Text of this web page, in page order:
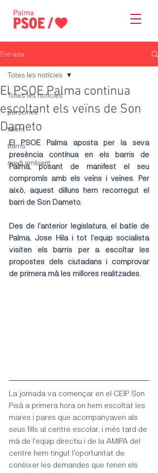
Entrada
Totes les notícies
persones
talent
barris
medi ambient
Totes les notícies
El PSOE Palma continua
escoltant els veïns de Son
Dameto
El PSOE Palma aposta per la seva
presència contínua en els barris de
Palma, posant de manifest el seu
compromís amb els veïns i veïnes. Per
això, aquest dilluns hem recorregut el
barri de Son Dameto.
Des de l'anterior legislatura, el batle de
Palma, Jose Hila i tot l'equip socialista
visiten els barris per a escoltar les
propostes dels ciutadans i comprovar
de primera mà les millores realitzades.
La jornada va començar en el CEIP Son
Pisà a primera hora on hem escoltat les
mares i pares que acompanyaven als
seus fills al centre escolar, i més tard de
mà de l'equip directiu i de la AMIPA del
centre hem tingut l'oportunitat de
conèixer les demandes que tenen els